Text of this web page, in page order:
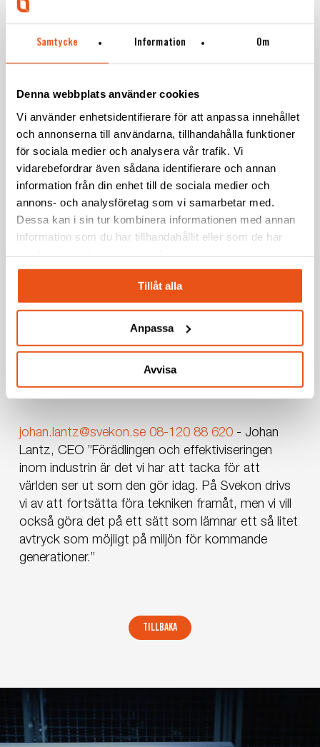
Samtycke Information Om
Denna webbplats använder cookies
Vi använder enhetsidentifierare för att anpassa innehållet
och annonserna till användarna, tillhandahålla funktioner
för sociala medier och analysera vår trafik. Vi
vidarebefordrar även sådana identifierare och annan
information från din enhet till de sociala medier och
annons- och analysföretag som vi samarbetar med.
Dessa kan i sin tur kombinera informationen med annan
information som du har tillhandahållit eller som de har
Tillåt alla
Anpassa
Avvisa
johan.lantz@svekon.se 08-120 88 620 - Johan
Lantz, CEO ”Förädlingen och effektiviseringen
inom industrin är det vi har att tacka för att
världen ser ut som den gör idag. På Svekon drivs
vi av att fortsätta föra tekniken framåt, men vi vill
också göra det på ett sätt som lämnar ett så litet
avtryck som möjligt på miljön för kommande
generationer.”